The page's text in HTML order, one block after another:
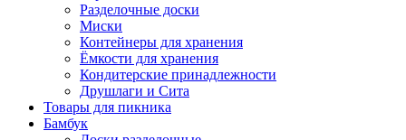
Разделочные доски
Миски
Контейнеры для хранения
Ёмкости для хранения
Кондитерские принадлежности
Друшлаги и Сита
Товары для пикника
Бамбук